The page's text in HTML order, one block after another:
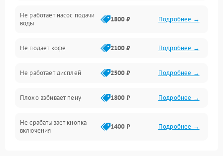
Проблемы с водой
Проблемы с капучинатором и паром
Управление и электроника
Программное обеспечение
Не работает насос подачи
воды
1800 ₽ Подробнее →
Не подает кофе 2100 ₽ Подробнее →
Не работает дисплей 2500 ₽ Подробнее →
Плохо взбивает пену 1800 ₽ Подробнее →
Не срабатывает кнопка
включения
1400 ₽ Подробнее →